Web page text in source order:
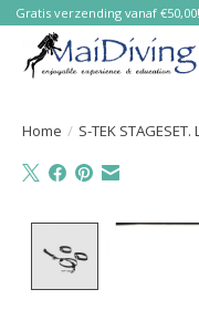
Gratis verzending vanaf €50,00!
Home / S-TEK
Product